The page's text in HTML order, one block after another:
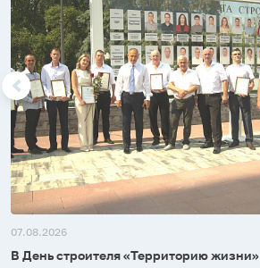
07.08.2026
В День строителя «Территорию жизни»